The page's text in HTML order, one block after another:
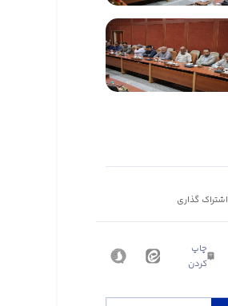
اشتراک گذاری
چاپ
کردن